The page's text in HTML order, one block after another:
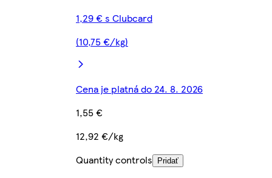
1,29 € s Clubcard
(10,75 €/kg)
Cena je platná do 24. 8. 2026
1,55 €
12,92 €/kg
Quantity controls
Pridať